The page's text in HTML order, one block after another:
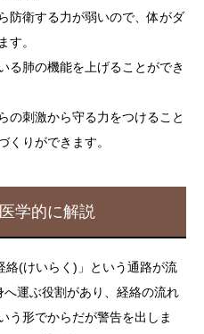
防衛する力が弱いので、体がダ
す。
る肺の機能を上げることができ
の刺激から守る力をつけること
くりができます。
学的に解説
絡(けいらく)」という通路が流
運ぶ役割があり、経絡の流れ
う形でからだが警告を出しま